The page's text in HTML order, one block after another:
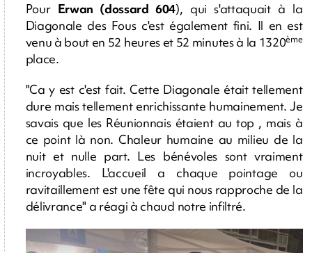
Pour Erwan (dossard 604), qui s'attaquait à la
Diagonale des Fous c'est également fini. Il en est
venu à bout en 52 heures et 52 minutes à la 1320ème
place.
"Ca y est c'est fait. Cette Diagonale était tellement
dure mais tellement enrichissante humainement. Je
savais que les Réunionnais étaient au top , mais à
ce point là non. Chaleur humaine au milieu de la
nuit et nulle part. Les bénévoles sont vraiment
incroyables. L'accueil a chaque pointage ou
ravitaillement est une fête qui nous rapproche de la
délivrance" a réagi à chaud notre infiltré.